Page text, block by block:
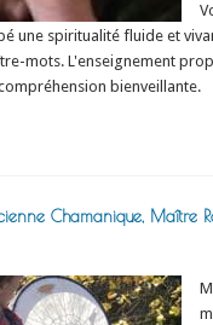
une spiritualité fluide et
mots. L'enseignement
bienveillante.
Chamanique, Maître